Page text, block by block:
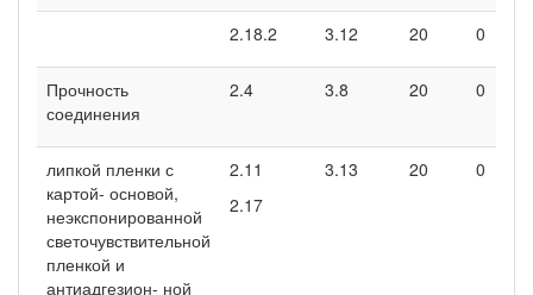
2.18.2 3.12 20 0
Прочность
соединения
2.4 3.8 20 0
липкой пленки с
картой- основой,
неэкспонирован­ной
светочувствительной
пленкой и
антиадгезион- ной
2.11
2.17
3.13 20 0